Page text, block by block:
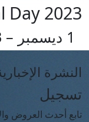
Day 2023
1 ديسمبر – 3 ديسمبر
النشرة
تسجيل
تابع أحدث العروض